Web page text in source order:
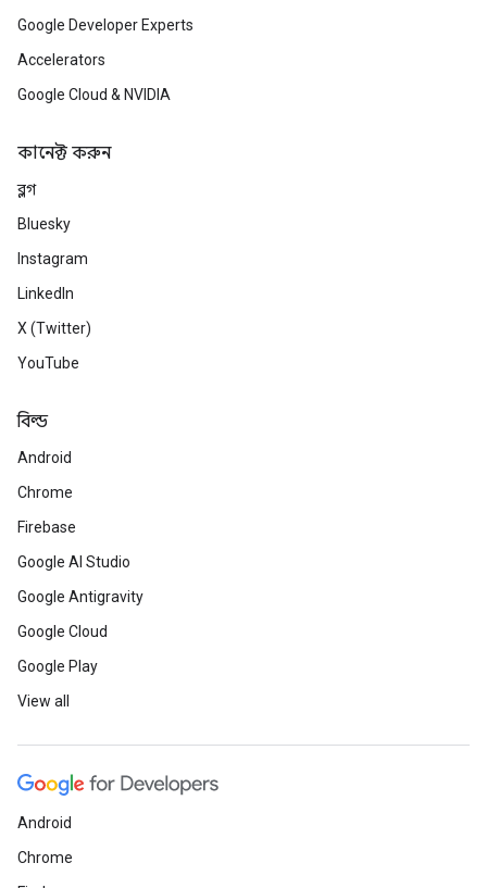
Google Developer Experts
Accelerators
Google Cloud & NVIDIA
কানেক্ট করুন
ব্লগ
Bluesky
Instagram
LinkedIn
X (Twitter)
YouTube
বিল্ড
Android
Chrome
Firebase
Google AI Studio
Google Antigravity
Google Cloud
Google Play
View all
Android
Chrome